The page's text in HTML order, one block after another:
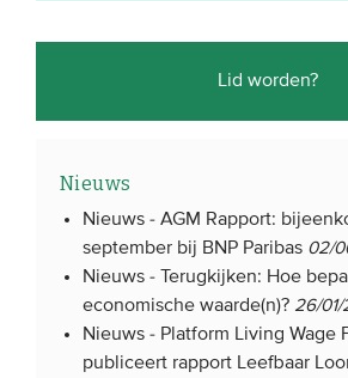
Lid worden?
Nieuws
Nieuws -AGM Rapport:
september bij BNP Paribas 02/
Nieuws - Terugkijken: Hoe
economische waarde(n)? 26/
Nieuws - Platform Living Wage
publiceert rapport Leefbaar